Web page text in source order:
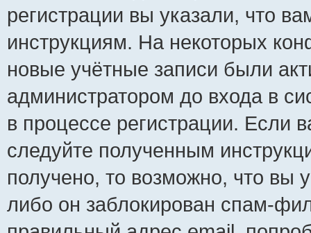
регистрации вы указали, что
инструкциям. На некоторых
новые учётные записи были
администратором до входа в
в процессе регистрации.
следуйте полученным
получено, то возможно, что вы
либо он заблокирован спам-